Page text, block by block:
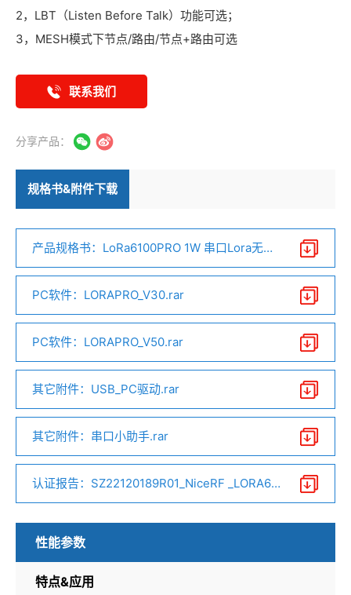
2，LBT（Listen Before Talk）功能可选；
3，MESH模式下节点/路由/节点+路由可选
联系我们
分享产品：
规格书&附件下载
产品规格书：LoRa6100PRO 1W 串口Lora无线
组网模块V4.1.pdf
PC软件：LORAPRO_V30.rar
PC软件：LORAPRO_V50.rar
其它附件：USB_PC驱动.rar
其它附件：串口小助手.rar
认证报告：SZ22120189R01_NiceRF _LORA610
II_ROHS.pdf
性能参数
特点&应用